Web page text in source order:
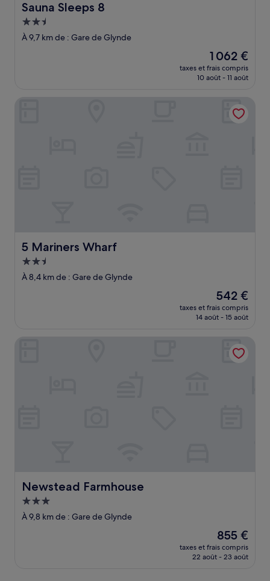
Sauna Sleeps 8
Hébergement
2.5 étoiles
À 9,7 km de : Gare de Glynde
Le
nouveau
prix
1 062 €
1 062 €
taxes et frais compris
10 août - 11 août
5 Mariners Wharf
5 Mariners Wharf
Hébergement
2.5 étoiles
À 8,4 km de : Gare de Glynde
Le
nouveau
prix
de
542 €
542 €
taxes et frais compris
14 août - 15 août
Newstead Farmhouse
Newstead Farmhouse
Hébergement
3.0 étoiles
À 9,8 km de : Gare de Glynde
Le
nouveau
prix
855 €
taxes et frais compris
22 août - 23 août